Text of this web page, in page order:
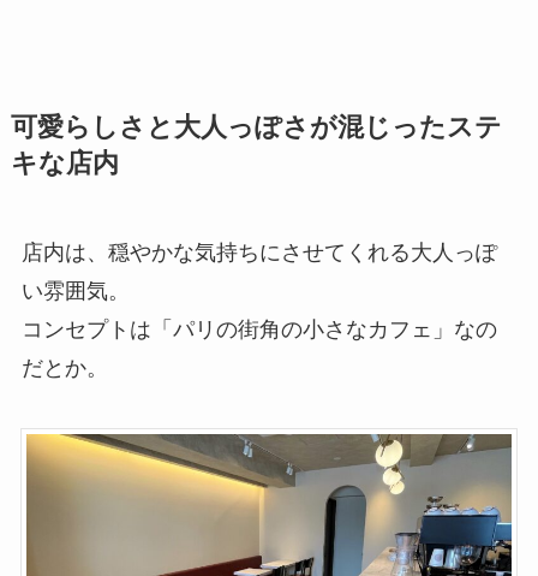
可愛らしさと大人っぽさが混じったステ
キな店内
店内は、穏やかな気持ちにさせてくれる大人っぽ
い雰囲気。
コンセプトは「パリの街角の小さなカフェ」なの
だとか。